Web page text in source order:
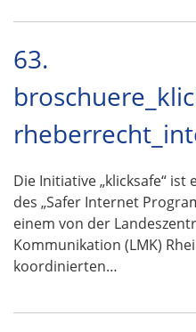
63.
Die Initiative „klicksafe“ ist
des „Safer Internet
einem von der
Kommunikation (LMK)
koordinierten…